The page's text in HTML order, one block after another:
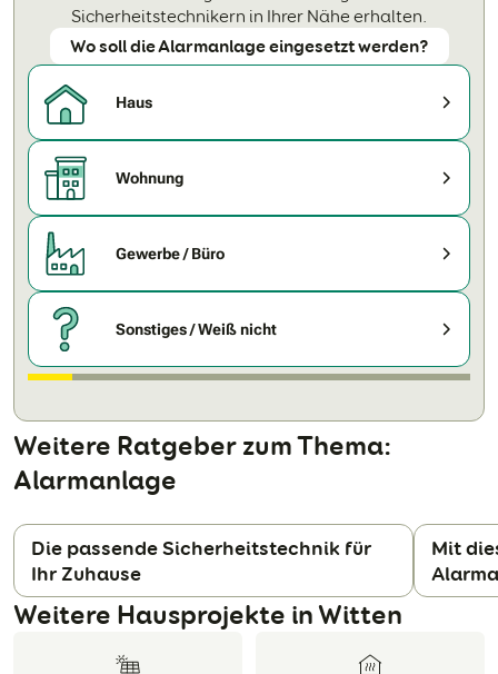
Sicherheitstechnikern in Ihrer Nähe erhalten.
Wo soll die Alarmanlage eingesetzt werden?
Haus
Wohnung
Gewerbe / Büro
Sonstiges / Weiß nicht
Weitere Ratgeber zum Thema:
Alarmanlage
Die passende Sicherheitstechnik für
Ihr Zuhause
Mit
Weitere Hausprojekte in Witten